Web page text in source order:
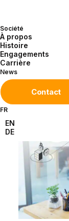
Société
À propos
Histoire
Engagements
Carrière
News
Contact
FR
EN
DE
Nagera,
cette